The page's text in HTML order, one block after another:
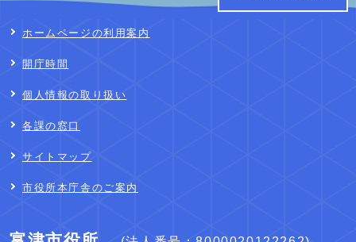
ホームページの利用案内
開庁時間
個人情報の取り扱い
各課の窓口
サイトマップ
市役所本庁舎のご案内